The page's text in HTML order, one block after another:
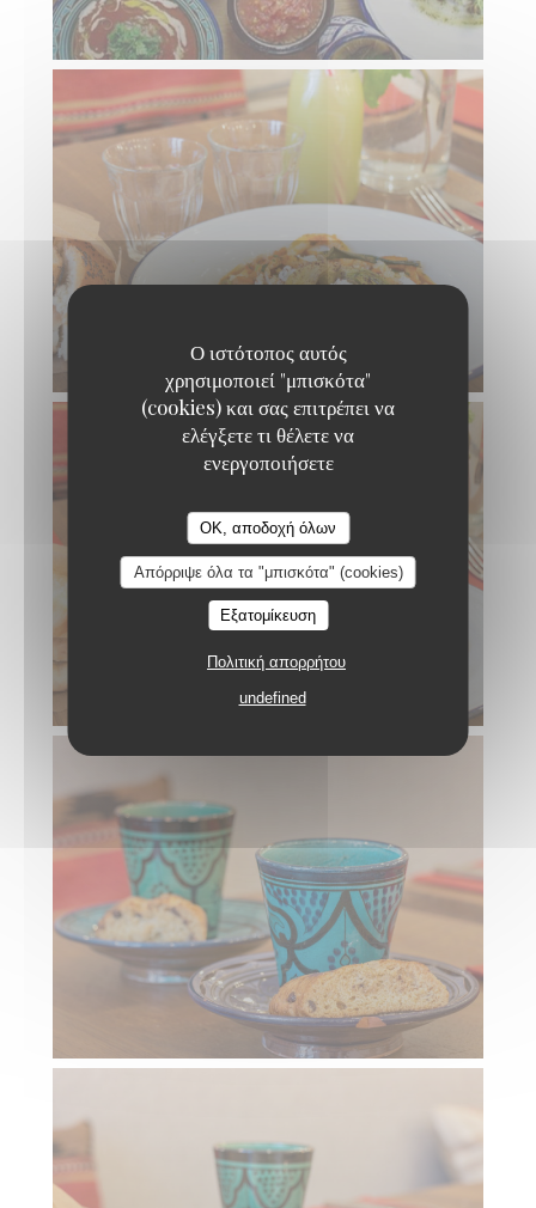
Ο ιστότοπος αυτός
χρησιμοποιεί "μπισκότα"
(cookies) και σας επιτρέπει να
ελέγξετε τι θέλετε να
ενεργοποιήσετε
OK, αποδοχή όλων
Απόρριψε όλα τα "μπισκότα" (cookies)
Εξατομίκευση
Πολιτική απορρήτου
undefined
TAVLINE